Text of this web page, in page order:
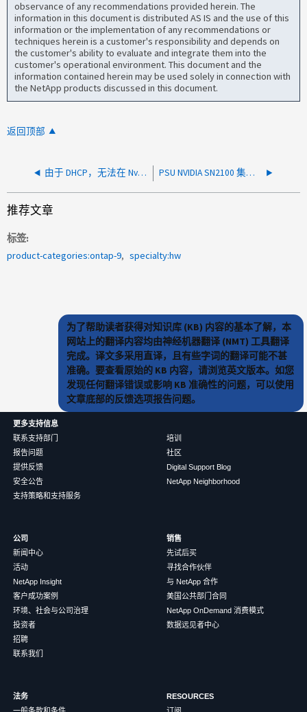
observance of any recommendations provided herein. The
information in this document is distributed AS IS and the use of this
information or the implementation of any recommendations or
techniques herein is a customer's responsibility and depends on
the customer's ability to evaluate and integrate them into the
customer's operational environment. This document and the
information contained herein may be used solely in connection with
the NetApp products discussed in this document.
返回顶部
由于 DHCP，无法在 Nvidia 集群交换机中设置 eth0 接口 IP 地址 PSU NVIDIA SN2100 集群交换机发生故障
推荐文章
标签
product-categories:ontap-9
specialty:hw
为了帮助读者获得对知识库 (KB) 内容的基本了解，本
网站上的翻译内容均由神经机器翻译 (NMT) 工具翻译
完成。译文多采用直译，且有些字词的翻译可能不甚
准确。要查看原始的 KB 内容，请浏览英文版本。如您
发现任何翻译错误或影响 KB 准确性的问题，可以使用
文章底部的反馈选项报告问题。
更多支持信息
联系支持部门
报告问题
提供反馈
安全公告
支持策略和支持服务
培训
社区
Digital Support Blog
NetApp Neighborhood
公司
新闻中心
活动
NetApp Insight
客户成功案例
环境、社会与公司治理
投资者
招聘
联系我们
销售
先试后买
寻找合作伙伴
与 NetApp 合作
美国公共部门合同
NetApp OnDemand 消费模式
数据远见者中心
法务
RESOURCES